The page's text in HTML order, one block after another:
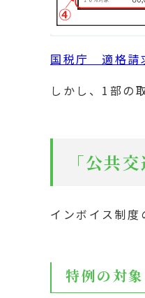
国税庁 適格請
しかし、1部の
「公共
インボイス制
特例の対象